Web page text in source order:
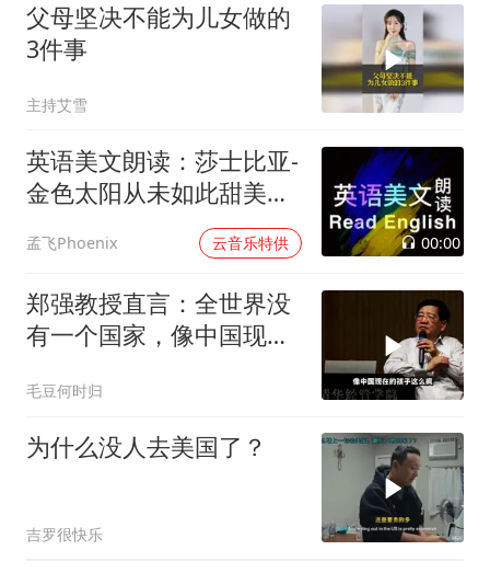
父母坚决不能为儿女做的
3件事
主持艾雪
英语美文朗读：莎士比亚-
金色太阳从未如此甜美吻
孟飞Phoenix 云音乐特供 00:00
郑强教授直言：全世界没
有一个国家，像中国现在
毛豆何时归
为什么没人去美国了？
吉罗很快乐